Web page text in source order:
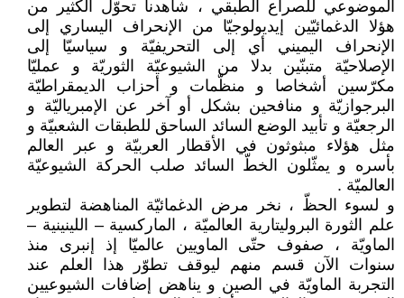
الموضوعي للصراع الطبقي ، شاهدنا تحوّل الكثير من
هؤلا الدغمائيّين إيديولوجيّا من الإنحراف اليساري إلى
الإنحراف اليميني أي إلى التحريفيّة و سياسيّا إلى
الإصلاحيّة متبنّين بدلا من الشيوعيّة الثوريّة و عمليّا
مكرّسين أشخاصا و منظّمات و أحزاب الديمقراطيّة
البرجوازيّة و منافحين بشكل أو آخر عن الإمبرياليّة و
الرجعيّة و تأبيد الوضع السائد الساحق للطبقات الشعبيّة و
مثل هؤلاء مبثوثون في الأقطار العربيّة و عبر العالم
بأسره و يمثّلون الخطّ السائد صلب الحركة الشيوعيّة
العالميّة .
و لسوء الحظّ ، نخر مرض الدغمائيّة المناهضة لتطوير
علم الثورة البروليتارية العالميّة ، الماركسية – اللينينية –
الماويّة ، صفوف حتّى الماويين عالميّا إذ إنبرى منذ
سنوات الآن قسم منهم ليوقف تطوّر هذا العلم عند
التجربة الماويّة في الصين و يناهض إضافات الشيوعيين